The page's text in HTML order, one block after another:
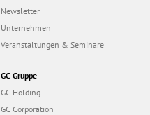
Newsletter
Unternehmen
Veranstaltungen & Seminare
GC-Gruppe
GC Holding
GC Corporation